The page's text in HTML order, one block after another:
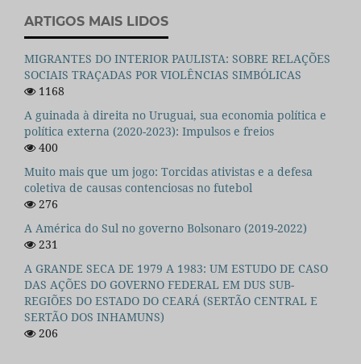
ARTIGOS MAIS LIDOS
MIGRANTES DO INTERIOR PAULISTA: SOBRE RELAÇÕES
SOCIAIS TRAÇADAS POR VIOLÊNCIAS SIMBÓLICAS
1168
A guinada à direita no Uruguai, sua economia política e
política externa (2020-2023): Impulsos e freios
400
Muito mais que um jogo: Torcidas ativistas e a defesa
coletiva de causas contenciosas no futebol
276
A América do Sul no governo Bolsonaro (2019-2022)
231
A GRANDE SECA DE 1979 A 1983: UM ESTUDO DE CASO
DAS AÇÕES DO GOVERNO FEDERAL EM DUS SUB-
REGIÕES DO ESTADO DO CEARÁ (SERTÃO CENTRAL E
SERTÃO DOS INHAMUNS)
206